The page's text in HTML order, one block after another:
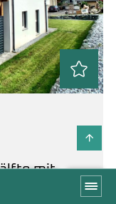
mit